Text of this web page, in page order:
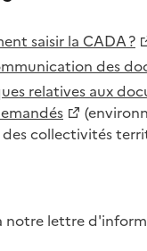
saisir la CADA ?
des
relatives aux
collectivités
notre lettre